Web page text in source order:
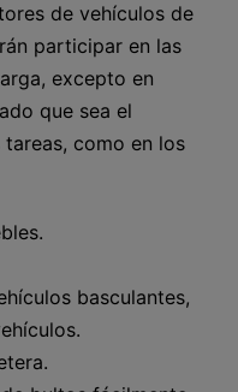
de vehículos de
participar en las
excepto en
que sea el
como en los
basculantes,